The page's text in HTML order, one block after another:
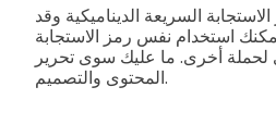
السريعة الديناميكية وقد
استخدام نفس رمز الاستجابة
أخرى. ما عليك سوى تحرير
المحتوى والتصميم.